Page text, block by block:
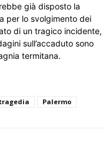
già disposto la
per lo svolgimento dei
di un tragico incidente,
sull’accaduto sono
termitana.
Palermo